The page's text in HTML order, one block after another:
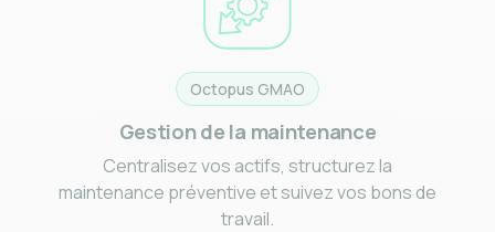
Octopus GMAO
Gestion de la maintenance
Centralisez vos actifs, structurez la
maintenance préventive et suivez vos bons de
travail.